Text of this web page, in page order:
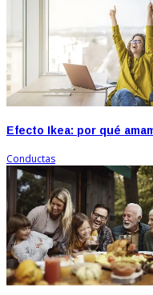
Efecto Ikea: por qué
Conductas